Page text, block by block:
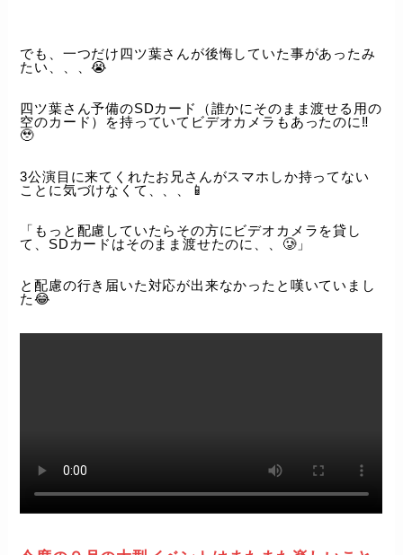
でも、一つだけ四ツ葉さんが後悔していた事があったみ
たい、、、😭
四ツ葉さん予備のSDカード（誰かにそのまま渡せる用の
空のカード）を持っていてビデオカメラもあったのに‼️
🥹
3公演目に来てくれたお兄さんがスマホしか持ってない
ことに気づけなくて、、、📱
「もっと配慮していたらその方にビデオカメラを貸し
て、SDカードはそのまま渡せたのに、、🥲」
と配慮の行き届いた対応が出来なかったと嘆いていまし
た😂